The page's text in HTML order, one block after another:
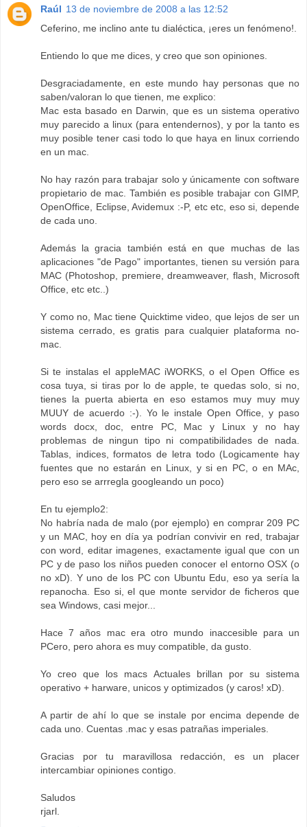
Raúl 13 de noviembre de 2008 a las 12:52
Ceferino, me inclino ante tu dialéctica, ¡eres un fenómeno!.
Entiendo lo que me dices, y creo que son opiniones.
Desgraciadamente, en este mundo hay personas que no
saben/valoran lo que tienen, me explico:
Mac esta basado en Darwin, que es un sistema operativo
muy parecido a linux (para entendernos), y por la tanto es
muy posible tener casi todo lo que haya en linux corriendo
en un mac.
No hay razón para trabajar solo y únicamente con software
propietario de mac. También es posible trabajar con GIMP,
OpenOffice, Eclipse, Avidemux :-P, etc etc, eso si, depende
de cada uno.
Además la gracia también está en que muchas de las
aplicaciones "de Pago" importantes, tienen su versión para
MAC (Photoshop, premiere, dreamweaver, flash, Microsoft
Office, etc etc..)
Y como no, Mac tiene Quicktime video, que lejos de ser un
sistema cerrado, es gratis para cualquier plataforma no-
mac.
Si te instalas el appleMAC iWORKS, o el Open Office es
cosa tuya, si tiras por lo de apple, te quedas solo, si no,
tienes la puerta abierta en eso estamos muy muy muy
MUUY de acuerdo :-). Yo le instale Open Office, y paso
words docx, doc, entre PC, Mac y Linux y no hay
problemas de ningun tipo ni compatibilidades de nada.
Tablas, indices, formatos de letra todo (Logicamente hay
fuentes que no estarán en Linux, y si en PC, o en MAc,
pero eso se arrregla googleando un poco)
En tu ejemplo2:
No habría nada de malo (por ejemplo) en comprar 209 PC
y un MAC, hoy en día ya podrían convivir en red, trabajar
con word, editar imagenes, exactamente igual que con un
PC y de paso los niños pueden conocer el entorno OSX (o
no xD). Y uno de los PC con Ubuntu Edu, eso ya sería la
repanocha. Eso si, el que monte servidor de ficheros que
sea Windows, casi mejor...
Hace 7 años mac era otro mundo inaccesible para un
PCero, pero ahora es muy compatible, da gusto.
Yo creo que los macs Actuales brillan por su sistema
operativo + harware, unicos y optimizados (y caros! xD).
A partir de ahí lo que se instale por encima depende de
cada uno. Cuentas .mac y esas patrañas imperiales.
Gracias por tu maravillosa redacción, es un placer
intercambiar opiniones contigo.
Saludos
rjarl.